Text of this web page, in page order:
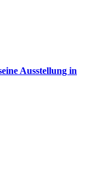
Ausstellung in